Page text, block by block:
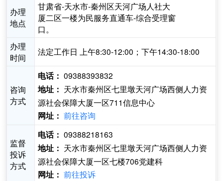
办理
地点
甘肃省-天水市-秦州区天河广场人社大
厦二区一楼为民服务直通车-综合受理窗
口。
办理
时间
法定工作日 上午8:30-12:00；下午14:30-18:00
咨询
方式
电话： 09388393832
地址： 天水市秦州区七里墩天河广场西侧人力资
源社会保障大厦一区711信息中心
网址： 前往咨询
监督
投诉
方式
电话： 09388218163
地址： 天水市秦州区七里墩天河广场西侧人力资
源社会保障大厦一区七楼706党建科
网址： 前往投诉